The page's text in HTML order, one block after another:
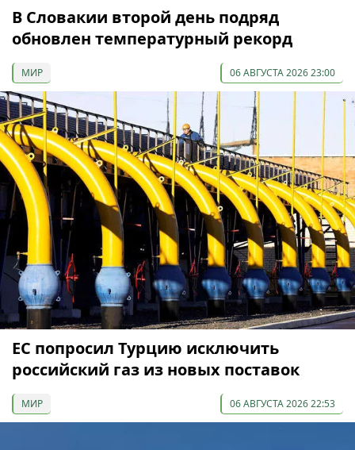
В Словакии второй день подряд
обновлен температурный рекорд
МИР 06 АВГУСТА 2026 23:00
ЕС попросил Турцию исключить
российский газ из новых поставок
МИР 06 АВГУСТА 2026 22:53